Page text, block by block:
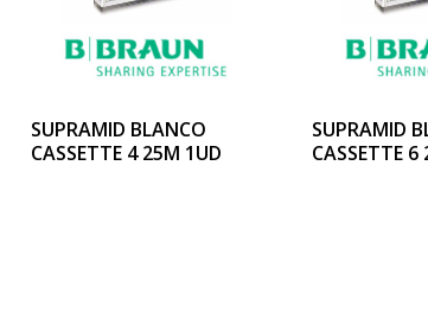
SUPRAMID BLANCO
CASSETTE 4 25M 1UD
SUPRAMID
CASSETTE 6